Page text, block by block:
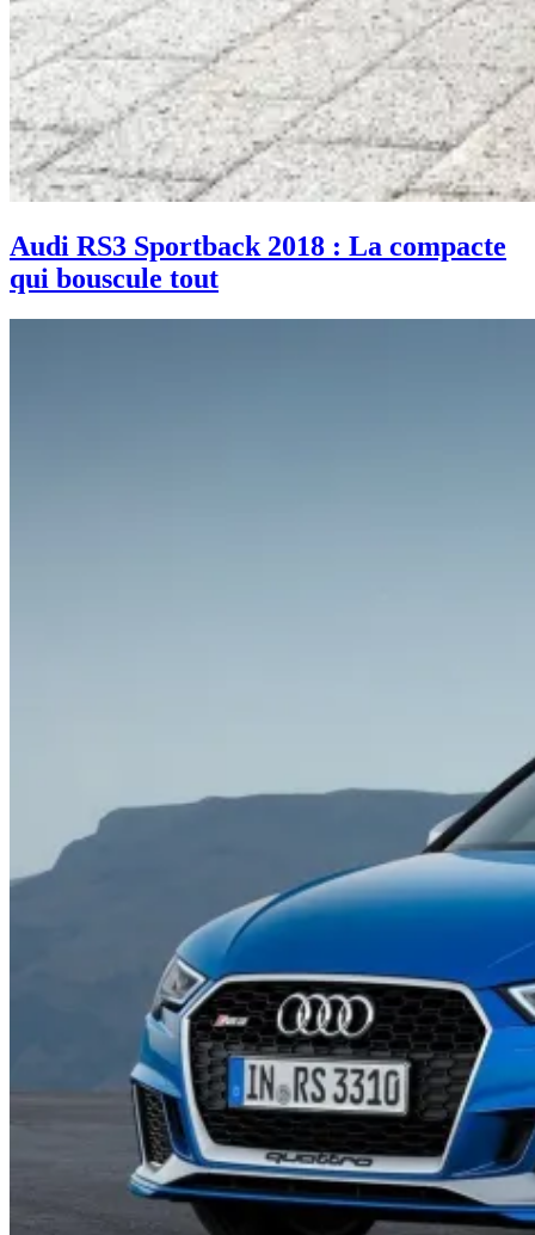
Audi RS3 Sportback 2018 : La compacte
qui bouscule tout